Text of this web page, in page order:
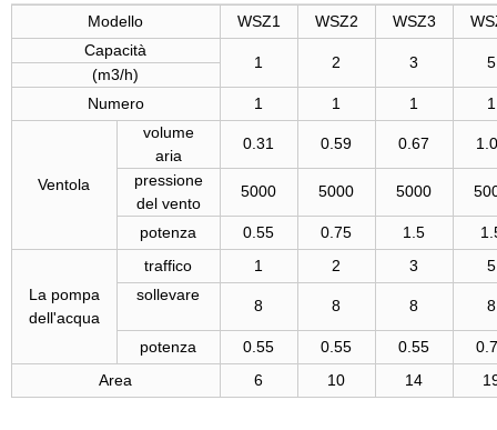
Modello WSZ1 WSZ2 WSZ3
Capacità
1 2 3 5
(m3/h)
Numero
1 1 1 1
Ventola
volume
aria
0.31 0.59 0.67
pressione
del vento
5000 5000 5000
potenza 0.55 0.75 1.5
La pompa
dell'acqua
traffico 1 2 3
5
sollevare
8 8 8 8
potenza 0.55 0.55 0.55
Area
6 10 14